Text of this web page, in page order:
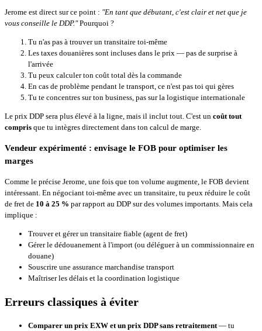
Jerome est direct sur ce point : "En tant que débutant, c'est clair et net que je
vous conseille le DDP."Pourquoi ?
Tu n'as pas à trouver un transitaire toi-même
Les taxes douanières sont incluses dans le prix — pas de surprise à
l'arrivée
Tu peux calculer ton coût total dès la commande
En cas de problème pendant le transport, ce n'est pas toi qui gères
Tu te concentres sur ton business, pas sur la logistique internationale
Le prix DDP sera plus élevé à la ligne, mais il inclut tout. C'est un coût tout
compris que tu intègres directement dans ton calcul de marge.
Vendeur expérimenté : envisage le FOB pour optimiser les
marges
Comme le précise Jerome, une fois que ton volume augmente, le FOB devient
intéressant. En négociant toi-même avec un transitaire, tu peux réduire le coût
de fret de 10 à 25 % par rapport au DDP sur des volumes importants. Mais cela
implique :
Trouver et gérer un transitaire fiable (agent de fret)
Gérer le dédouanement à l'import (ou déléguer à un commissionnaire en
douane)
Souscrire une assurance marchandise transport
Maîtriser les délais et la coordination logistique
Erreurs classiques à éviter
Comparer un prix EXW et un prix DDP sans retraitement — tu